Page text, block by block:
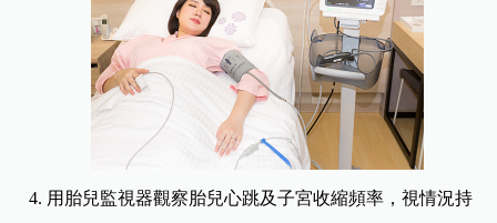
4. 用胎兒監視器觀察胎兒心跳及子宮收縮頻率，視情況持